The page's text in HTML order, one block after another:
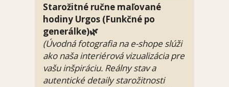
Starožitné ručne maľované
hodiny Urgos (Funkčné po
generálke)🌿
(Úvodná fotografia na e-shope slúži
ako naša interiérová vizualizácia pre
vašu inšpiráciu. Reálny stav a
autentické detaily starožitnosti